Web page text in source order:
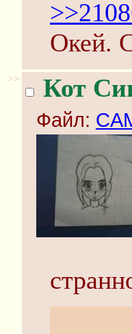
Окей.
>> Кот
Файл: